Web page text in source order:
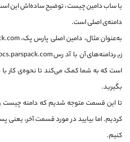
یا ساب دامین چیست، توضیح ساده‌اش این است
دامنه‌ی اصلی است.
است که به شما کمک می‌کند تا نحوه‌ی کار
بگیرید.
تا این قسمت متوجه شدیم که دامنه چیست
کردیم. اما بیایید در مورد قسمت آخر،
کنیم.